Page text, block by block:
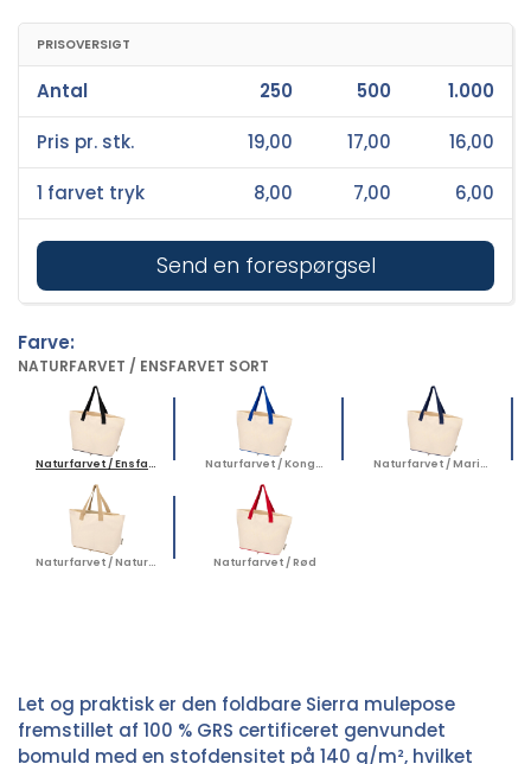
PRISOVERSIGT
Send en forespørgsel
Antal 250 500 1.000
Pris pr. stk. 19,00 17,00 16,00
1 farvet tryk 8,00 7,00 6,00
Farve:
NATURFARVET / ENSFARVET SORT
Naturfarvet / Ensfarvet sort Naturfarvet / Kongeblå Naturfarvet / Marineblå
Naturfarvet / Naturfarvet Naturfarvet / Rød
Let og praktisk er den foldbare Sierra mulepose
fremstillet af 100 % GRS certificeret genvundet
bomuld med en stofdensitet på 140 g/m², hvilket